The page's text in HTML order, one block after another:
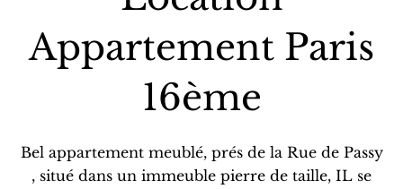
Appartement Paris
16ème
Bel appartement meublé, prés de la Rue de Passy
, situé dans un immeuble pierre de taille, IL se